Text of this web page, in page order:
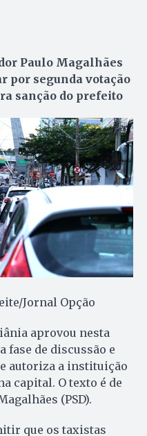
Paulo Magalhães
por segunda votação
sanção do prefeito
Jornal Opção
aprovou nesta
fase de discussão e
autoriza a instituição
capital. O texto é de
(PSD).
que os taxistas